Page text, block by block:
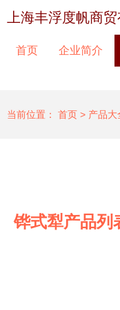
上海丰浮度帆商
首页 企业简介
当前位置： 首页 > 产品大
铧式犁产品列